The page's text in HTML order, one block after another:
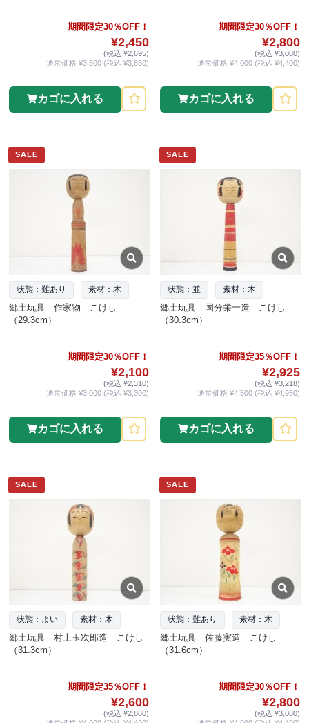
期間限定30％OFF！
¥2,450
(税込 ¥2,695)
通常価格 ¥3,500 (税込 ¥3,850)
カゴに入れる
期間限定30％OFF！
¥2,800
(税込 ¥3,080)
通常価格 ¥4,000 (税込 ¥4,400)
カゴに入れる
SALE
状態：難あり 素材：木
郷土玩具 作家物 こけし
（29.3cm）
期間限定30％OFF！
¥2,100
(税込 ¥2,310)
通常価格 ¥3,000 (税込 ¥3,300)
カゴに入れる
SALE
状態：並 素材：木
郷土玩具 国分栄一造 こけし
（30.3cm）
期間限定35％OFF！
¥2,925
(税込 ¥3,218)
通常価格 ¥4,500 (税込 ¥4,950)
カゴに入れる
SALE
状態：よい 素材：木
郷土玩具 村上玉次郎造 こけし
（31.3cm）
期間限定35％OFF！
¥2,600
(税込 ¥2,860)
SALE
状態：難あり 素材：木
郷土玩具 佐藤実造 こけし
（31.6cm）
期間限定30％OFF！
¥2,800
(税込 ¥3,080)